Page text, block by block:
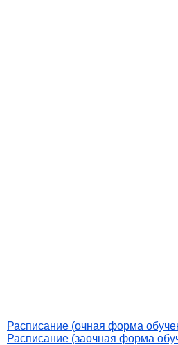
Расписание (очная форма
Расписание (заочная форма